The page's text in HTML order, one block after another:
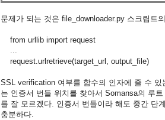
문제가 되는 것은 file_downloader.py 스크립트
from urllib import request
...
request.urlretrieve(target_url, output_file)
SSL verification 여부를 함수의 인자에 줄 수
는 인증서 번들 위치를 찾아서 Somansa의 루
를 잘 모르겠다. 인증서 번들이라 해도 중간 단
충분하다.